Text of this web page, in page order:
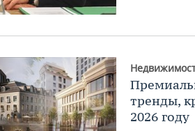
тренды,
2026 году